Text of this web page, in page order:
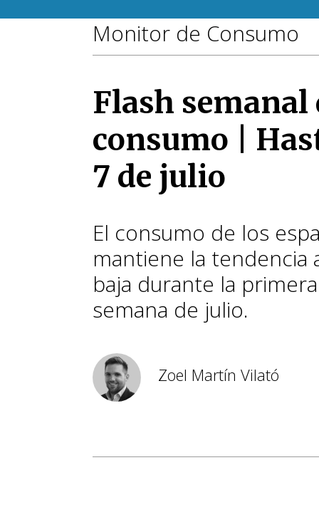
Monitor de Consumo
Flash semanal
consumo |
7 de julio
El consumo de los
mantiene la tendencia
baja durante la primera
semana de julio.
Zoel Martín Vilató